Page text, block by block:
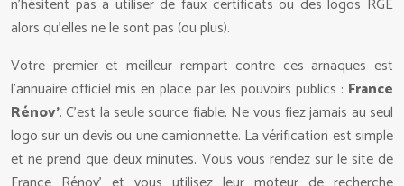
n’hésitent pas à utiliser de faux certificats ou des logos RGE
alors qu’elles ne le sont pas (ou plus).
Votre premier et meilleur rempart contre ces arnaques est
l’annuaire officiel mis en place par les pouvoirs publics : France
Rénov’. C’est la seule source fiable. Ne vous fiez jamais au seul
logo sur un devis ou une camionnette. La vérification est simple
et ne prend que deux minutes. Vous vous rendez sur le site de